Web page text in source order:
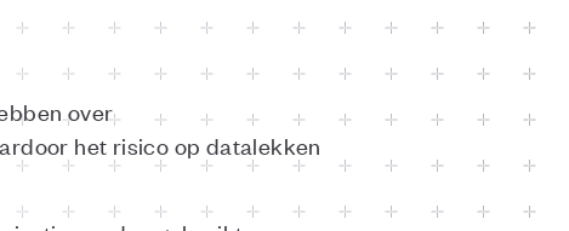
over
het risico op datalekken